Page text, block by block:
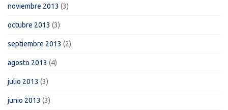
noviembre 2013 (3)
octubre 2013 (3)
septiembre 2013 (2)
agosto 2013 (4)
julio 2013 (3)
junio 2013 (3)